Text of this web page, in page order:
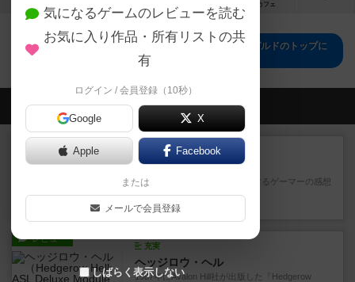
カフェ
マーベル・ユナイテッド：テイルズ・オブ・アスガルドのトップに
会員の新しい投稿
レビュー
画像付き 充実
コルトエクスプレス
星7軽〜中量級を中心にプレイするゲーマーの感想
1分前by おとん
レビュー
充実
ヘッジロウ・ヘル
1987年にAvalon Hill社が出版した『Hedgerow
気になるゲームのレビューを読む
お気に入り作品・所有リストの共
有
ログイン / 会員登録（10秒）
Google X
Apple Facebook
または
メールで会員登録
しばらく表示しない